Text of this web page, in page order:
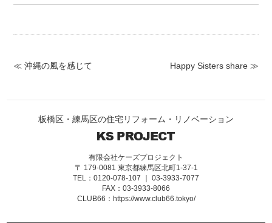
Happy Sisters share ≫
≪ 沖縄の風を感じて
板橋区・練馬区の住宅リフォーム・リノベーション
有限会社ケーズプロジェクト
〒 179-0081 東京都練馬区北町1-37-1
TEL：0120-078-107 ｜ 03-3933-7077
FAX：03-3933-8066
CLUB66： https://www.club66.tokyo/